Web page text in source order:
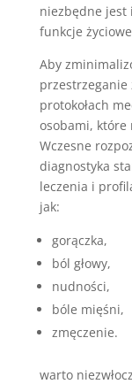
niezbędne jest
funkcje
Aby
protokołach
osobami, które
Wczesne
diagnostyka
leczenia i
jak:
gorączka,
ból głowy,
nudności,
bóle mięśni,
zmęczenie.
warto